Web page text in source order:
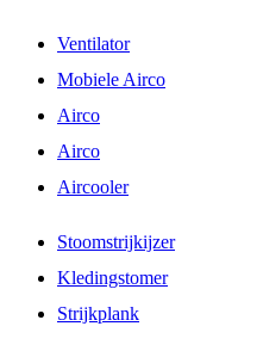
Ventilator
Mobiele Airco
Airco
Airco
Aircooler
Stoomstrijkijzer
Kledingstomer
Strijkplank